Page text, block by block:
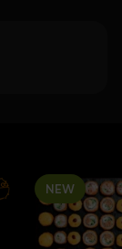
NEW